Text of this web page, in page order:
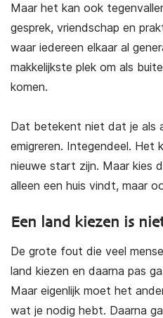
Maar het kan ook
gesprek, vriendschap en
waar iedereen elkaar al
makkelijkste plek om als
komen.
Dat betekent niet dat je als
emigreren. Integendeel. Het
nieuwe start zijn. Maar kies
alleen een huis vindt, maar
Een land kiezen is
De grote fout die veel
land kiezen en daarna pas
Maar eigenlijk moet het
wat je nodig hebt. Daarna